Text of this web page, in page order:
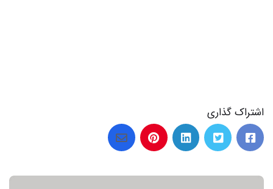
اشتراک گذاری